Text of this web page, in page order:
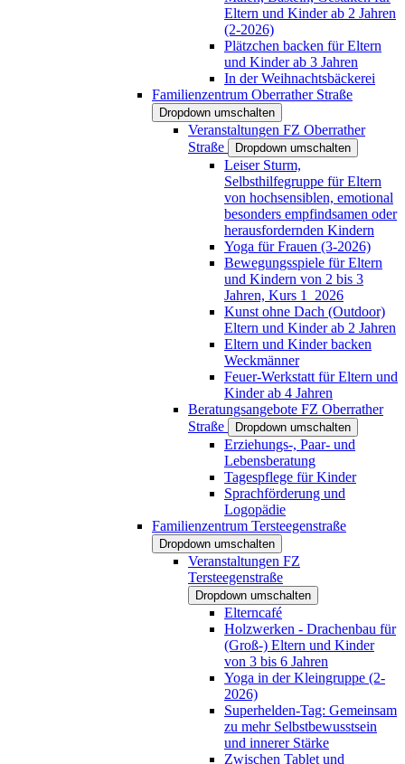
Eltern und Kinder ab 2 Jahren
(2-2026)
Plätzchen backen für Eltern
und Kinder ab 3 Jahren
In der Weihnachtsbäckerei
Familienzentrum Oberrather Straße
Dropdown umschalten
Veranstaltungen FZ Oberrather
Straße
Dropdown umschalten
Leiser Sturm,
Selbsthilfegruppe für Eltern
von hochsensiblen, emotional
besonders empfindsamen oder
herausfordernden Kindern
Yoga für Frauen (3-2026)
Bewegungsspiele für Eltern
und Kindern von 2 bis 3
Jahren, Kurs 1_2026
Kunst ohne Dach (Outdoor)
Eltern und Kinder ab 2 Jahren
Eltern und Kinder backen
Weckmänner
Feuer-Werkstatt für Eltern und
Kinder ab 4 Jahren
Beratungsangebote FZ Oberrather
Straße
Dropdown umschalten
Erziehungs-, Paar- und
Lebensberatung
Tagespflege für Kinder
Sprachförderung und
Logopädie
Familienzentrum Tersteegenstraße
Dropdown umschalten
Veranstaltungen FZ
Tersteegenstraße
Dropdown umschalten
Elterncafé
Holzwerken - Drachenbau für
(Groß-) Eltern und Kinder
von 3 bis 6 Jahren
Yoga in der Kleingruppe (2-
2026)
Superhelden-Tag: Gemeinsam
zu mehr Selbstbewusstsein
und innerer Stärke
Zwischen Tablet und